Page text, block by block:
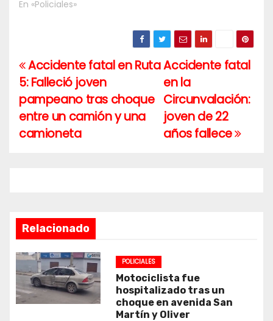
En «Policiales»
Navegación
de
entradas
Accidente fatal
en la
Circunvalación:
joven de 22
años fallece
Accidente fatal en Ruta
5: Falleció joven
pampeano tras choque
entre un camión y una
camioneta
Relacionado
POLICIALES
Motociclista fue
hospitalizado tras un
choque en avenida San
Martín y Oliver